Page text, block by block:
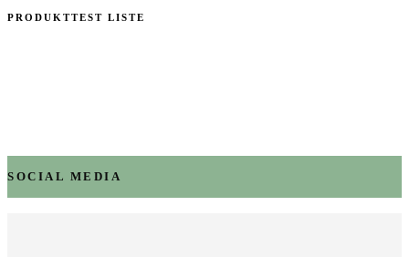
PRODUKTTEST LISTE
SOCIAL MEDIA